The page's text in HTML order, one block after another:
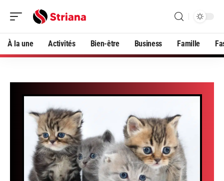
À la une Activités Bien-être Business Famille